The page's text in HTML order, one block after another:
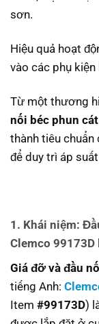
sơn.
Hiệu quả hoạt
vào các phụ
Từ một thương
nối béc phun
thành tiêu
để duy trì áp
1. Khái niệm:
Clemco 99173D
Giá đỡ và đầu
tiếng Anh:
Item #99173D)